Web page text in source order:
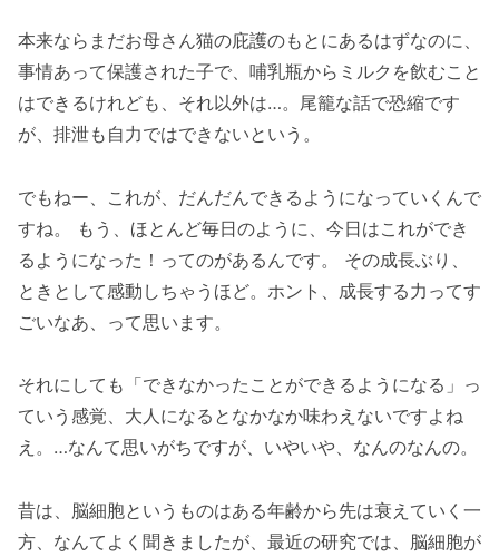
本来ならまだお母さん猫の庇護のもとにあるはずなのに、
事情あって保護された子で、哺乳瓶からミルクを飲むこと
はできるけれども、それ以外は…。尾籠な話で恐縮です
が、排泄も自力ではできないという。
でもねー、これが、だんだんできるようになっていくんで
すね。 もう、ほとんど毎日のように、今日はこれができ
るようになった！ってのがあるんです。 その成長ぶり、
ときとして感動しちゃうほど。ホント、成長する力ってす
ごいなあ、って思います。
それにしても「できなかったことができるようになる」っ
ていう感覚、大人になるとなかなか味わえないですよね
え。…なんて思いがちですが、いやいや、なんのなんの。
昔は、脳細胞というものはある年齢から先は衰えていく一
方、なんてよく聞きましたが、最近の研究では、脳細胞が